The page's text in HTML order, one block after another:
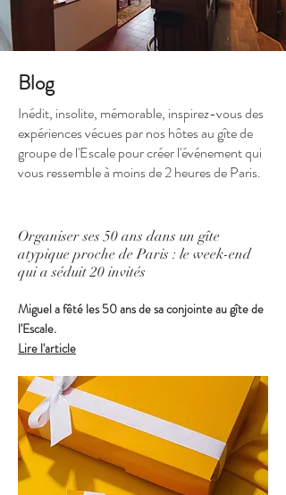
Blog
Inédit, insolite, mémorable, inspirez-vous des
expériences vécues par nos hôtes au gîte de
groupe de l'Escale pour créer l'événement qui
vous ressemble à moins de 2 heures de Paris.
Organiser ses 50 ans dans un gîte
atypique proche de Paris : le week-end
qui a séduit 20 invités
Miguel a fêté les 50 ans de sa conjointe au gîte de
l'Escale.
Lire l'article